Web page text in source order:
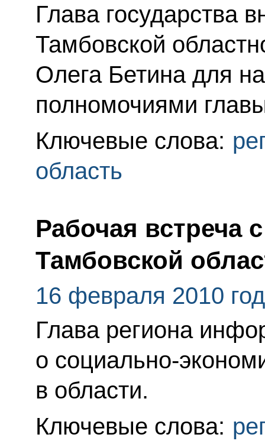
Глава государства
Тамбовской
Олега Бетина для
полномочиями
Ключевые слова:
область
Рабочая встреча
Тамбовской
16 февраля 2010
Глава региона
о социально-
в области.
Ключевые слова: